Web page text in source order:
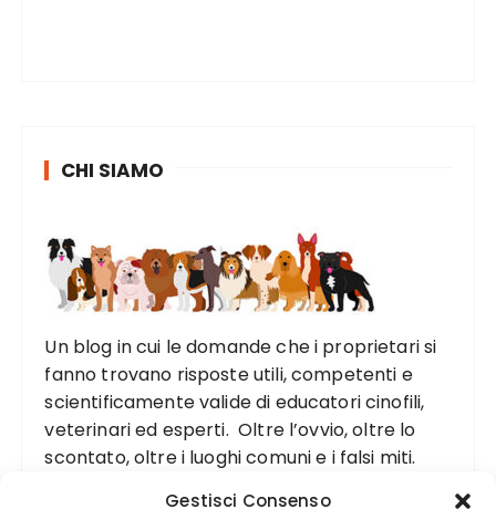
Gestisci Consenso
CHI SIAMO
Un blog in cui le domande che i proprietari si
fanno trovano risposte utili, competenti e
scientificamente valide di educatori cinofili,
veterinari ed esperti. Oltre l’ovvio, oltre lo
scontato, oltre i luoghi comuni e i falsi miti.